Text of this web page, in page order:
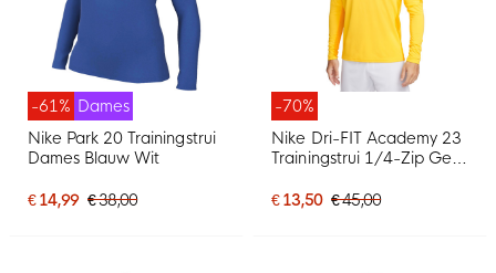
-61% Dames
Nike Park 20 Trainingstrui
Dames Blauw Wit
€ 14,99 € 38,00
-70%
Nike Dri-FIT Academy 23
Trainingstrui 1/4-Zip Geel
€ 13,50 € 45,00